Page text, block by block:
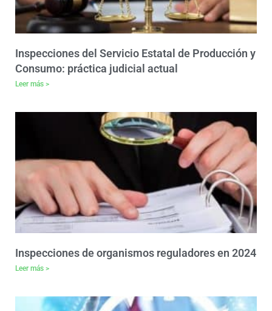
Inspecciones del Servicio Estatal de Producción y
Consumo: práctica judicial actual
Leer más >
Inspecciones de organismos reguladores en 2024
Leer más >